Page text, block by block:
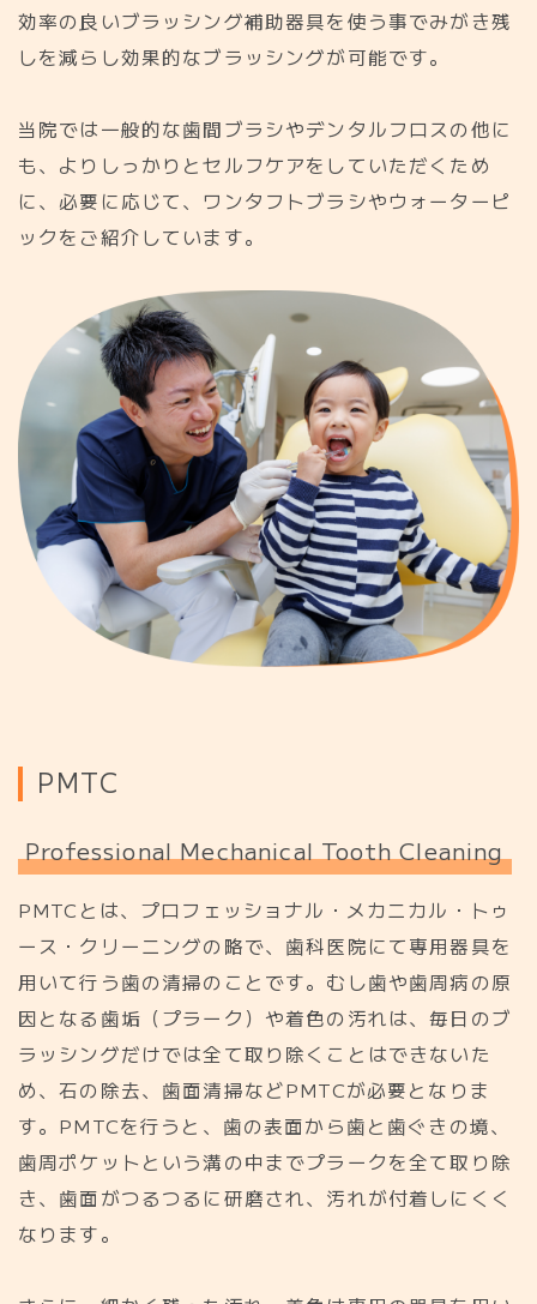
効率の良いブラッシング補助器具を使う事でみがき残
しを減らし効果的なブラッシングが可能です。
当院では一般的な歯間ブラシやデンタルフロスの他に
も、よりしっかりとセルフケアをしていただくため
に、必要に応じて、ワンタフトブラシやウォーターピ
ックをご紹介しています。
PMTC
Professional Mechanical Tooth Cleaning
PMTCとは、プロフェッショナル・メカニカル・トゥ
ース・クリーニングの略で、歯科医院にて専用器具を
用いて行う歯の清掃のことです。むし歯や歯周病の原
因となる歯垢（プラーク）や着色の汚れは、毎日のブ
ラッシングだけでは全て取り除くことはできないた
め、石の除去、歯面清掃などPMTCが必要となりま
す。PMTCを行うと、歯の表面から歯と歯ぐきの境、
歯周ポケットという溝の中までプラークを全て取り除
き、歯面がつるつるに研磨され、汚れが付着しにくく
なります。